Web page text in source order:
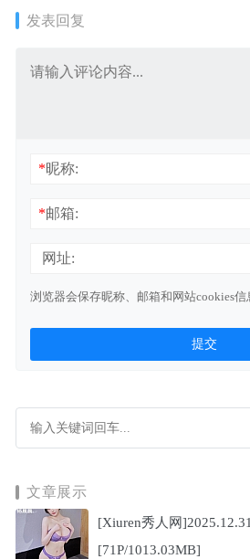
发表回复
*昵称:
*邮箱:
网址:
浏览器会保存昵称、邮箱和网站cookies信
文章展示
[Xiuren秀人网
[71P/1013.03MB]